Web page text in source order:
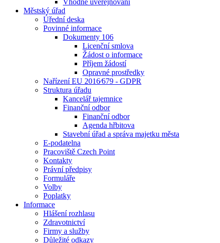
Vhodné uveřejňování
Městský úřad
Úřední deska
Povinné informace
Dokumenty 106
Licenční smlova
Žádost o informace
Příjem žádostí
Opravné prostředky
Nařízení EU 2016⁄679 - GDPR
Struktura úřadu
Kancelář tajemnice
Finanční odbor
Finanční odbor
Agenda hřbitova
Stavební úřad a správa majetku města
E-podatelna
Pracoviště Czech Point
Kontakty
Právní předpisy
Formuláře
Volby
Poplatky
Informace
Hlášení rozhlasu
Zdravotnictví
Firmy a služby
Důležité odkazy